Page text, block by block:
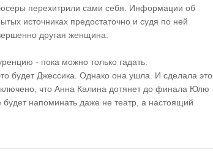
перехитрили сами себя. Информации об
источниках предостаточно и судя по ней
другая женщина.
- пока можно только гадать.
будет Джессика. Однако она ушла. И сделала это
что Анна Калина дотянет до финала Юлю
будет напоминать даже не театр, а настоящий